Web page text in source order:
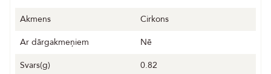
Akmens
Cirkons
Ar dārgakmeņiem
Nē
Svars(g)
0.82